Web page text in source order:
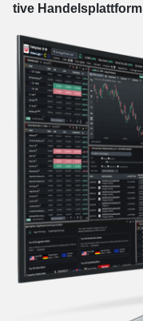
tive Han­dels­platt­form